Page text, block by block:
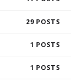
29
1
1